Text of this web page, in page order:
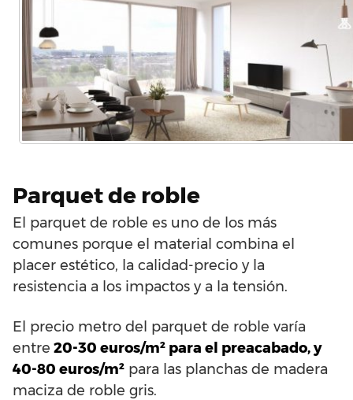
Parquet de roble
El parquet de roble es uno de los más
comunes porque el material combina el
placer estético, la calidad-precio y la
resistencia a los impactos y a la tensión.
El precio metro del parquet de roble varía
entre 20-30 euros/m² para el preacabado, y
40-80 euros/m² para las planchas de madera
maciza de roble gris.